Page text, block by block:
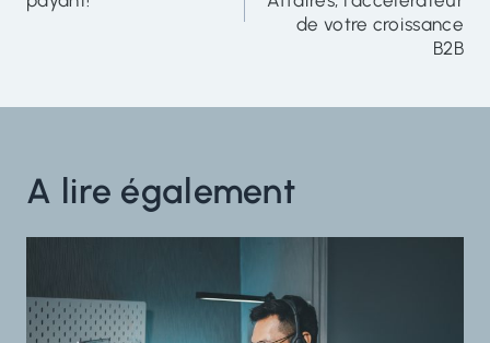
de votre croissance
B2B
A lire également